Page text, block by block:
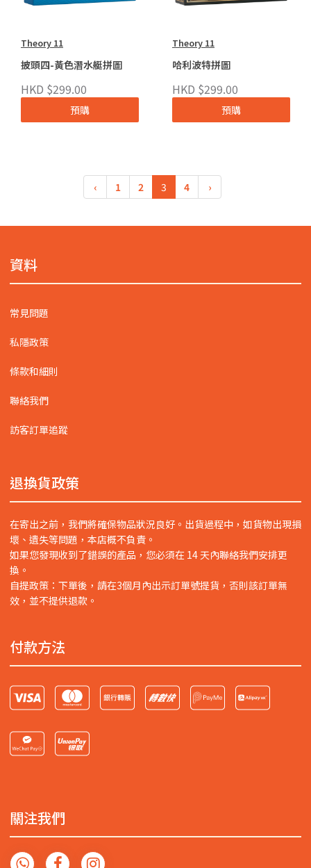
Theory 11
披頭四-黃色潛水艇拼圖
HKD $299.00
預購
Theory 11
哈利波特拼圖
HKD $299.00
預購
‹ 1 2 3 4 ›
資料
常見問題
私隱政策
條款和細則
聯絡我們
訪客訂單追蹤
退換貨政策
在寄出之前，我們將確保物品狀況良好。出貨過程中，如貨物出現損
壞、遺失等問題，本店概不負責。
如果您發現收到了錯誤的產品，您必須在 14 天內聯絡我們安排更
換。
自提政策：下單後，請在3個月內出示訂單號提貨，否則該訂單無
效，並不提供退款。
付款方法
關注我們